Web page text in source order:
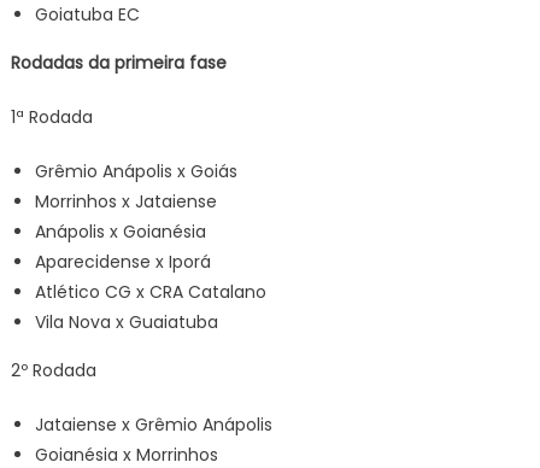
Goiatuba EC
Rodadas da primeira fase
1ª Rodada
Grêmio Anápolis x Goiás
Morrinhos x Jataiense
Anápolis x Goianésia
Aparecidense x Iporá
Atlético CG x CRA Catalano
Vila Nova x Guaiatuba
2º Rodada
Jataiense x Grêmio Anápolis
Goianésia x Morrinhos